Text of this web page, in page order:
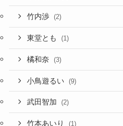
竹内渉 (2)
東堂とも (1)
橘和奈 (3)
小鳥遊るい (9)
武田智加 (2)
竹本あいり (1)